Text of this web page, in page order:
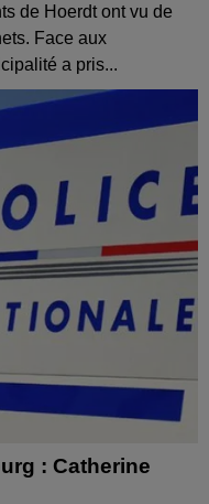
de Hoerdt ont vu de
Face aux
a pris...
: Catherine